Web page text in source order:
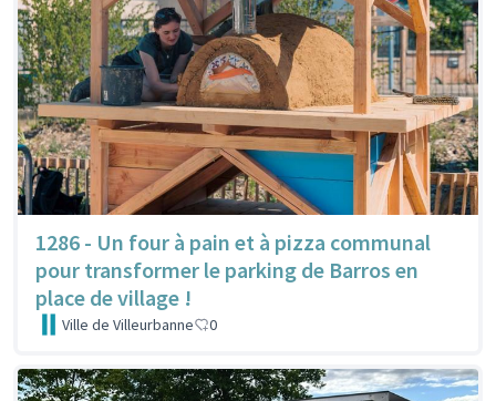
1286 - Un four à pain et à pizza communal
pour transformer le parking de Barros en
place de village !
Ville de Villeurbanne 0